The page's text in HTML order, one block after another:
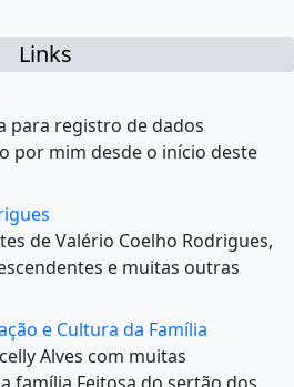
Links
para registro de dados
por mim desde o início deste
de Valério Coelho Rodrigues,
e muitas outras
e Cultura da Família
Alves com muitas
família Feitosa do sertão dos